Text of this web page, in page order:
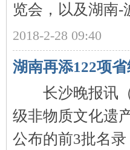
库
览会，以及湖南-
2018-2-28 09:40
湖南再添122项
长沙晚报讯（
级非物质文化遗
公布的前3批名